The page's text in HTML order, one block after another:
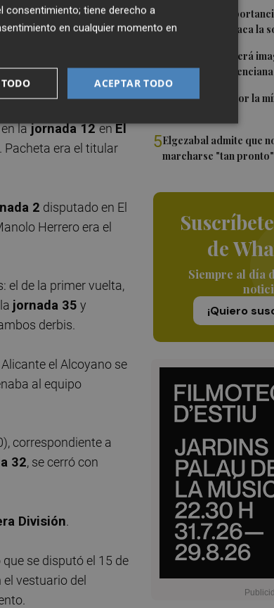
2
Sotelo resta
Villarreal y destaca la
Ferran Torres será
la Comunitat Valenciana
4El Levante cae por la
5Elgezabal admite que
marcharse "tan
de
Siempre al día
¡Quiero
Segunda B, solo
José Rojo
fratricidas con el
del Hércules:
lajornada 12enEl
Pacheta era el titular
2 disputado en El
Herrero era el
el de la primer vuelta,
jornada 35 y
derbis.
el Alcoyano se
al equipo
correspondiente a
32, se cerró con
División.
que se disputó el 15 de
el vestuario del
consentimiento; tiene derecho a
en cualquier momento en
ACEPTAR TODO